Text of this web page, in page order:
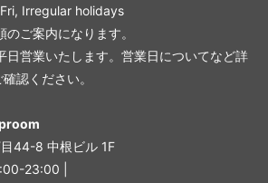
Irregular holidays
のご案内になります。
日営業いたします。営業日についてなど詳
認ください。
44-8 中根ビル 1F
23:00 |